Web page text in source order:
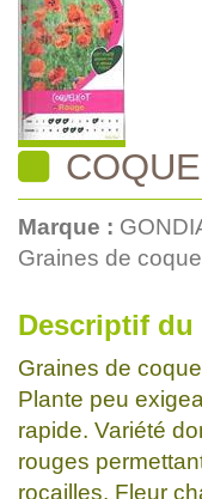
Marque :
Graines de
Descriptif
Graines de
Plante peu
rapide. Variété
rouges
rocailles. Fleur